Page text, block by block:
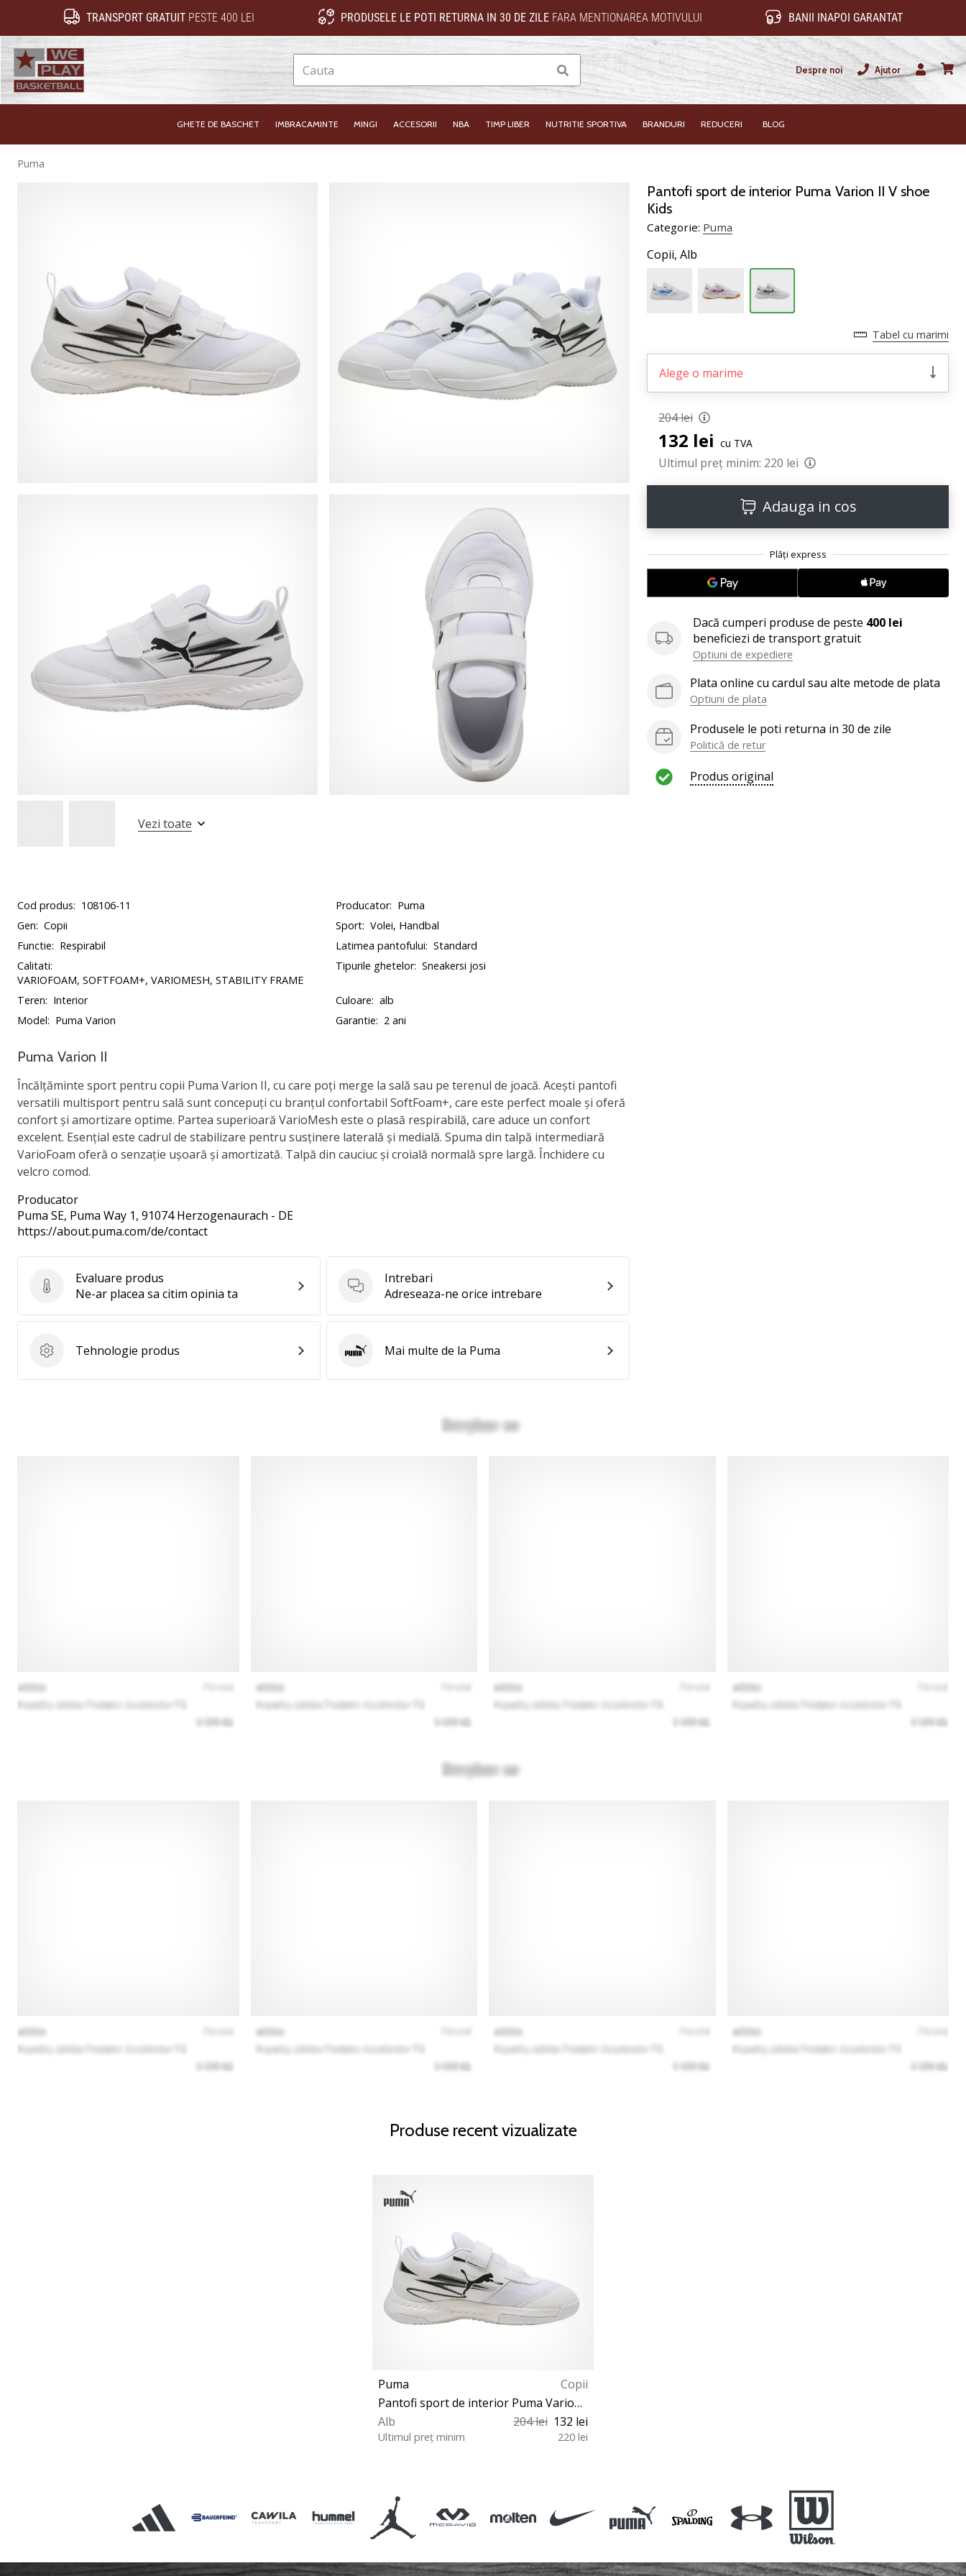
TRANSPORT GRATUITPESTE 400 LEI PRODUSELE LE POTI RETURNA IN 30 DE ZILEFARA MENTIONAREA MOTIVULUI BANII INAPOI GARANTAT
Cauta Despre noi
Ajutor
Utilizator
GHETE DE BASCHET IMBRACAMINTE MINGI ACCESORII NBA TIMP LIBER NUTRITIE SPORTIVA BRANDURI REDUCERI BLOG
Puma
Pantofi sport de interior Puma Varion II V shoe
Kids
Categorie: Puma
Copii, Alb
Tabel cu marimi
Alege o marime
204 lei
132 lei cu TVA
Ultimul preț minim: 220 lei
Adauga in cos
Dacă cumperi produse de peste 400 lei
beneficiezi de transport gratuit
Optiuni de expediere
Plata online cu cardul sau alte metode de plata
Optiuni de plata
Produsele le poti returna in 30 de zile
Politică de retur
Produs original
Vezi toate
Cod produs: 108106-11 Producator: Puma
Gen: Copii Sport: Volei, Handbal
Functie: Respirabil Latimea pantofului: Standard
Calitati:
VARIOFOAM, SOFTFOAM+, VARIOMESH, STABILITY FRAME
Tipurile ghetelor: Sneakersi josi
Teren: Interior Culoare: alb
Model: Puma Varion Garantie: 2 ani
Puma Varion II
Încălțăminte sport pentru copii Puma Varion II, cu care poți merge la sală sau pe terenul de joacă. Acești pantofi
versatili multisport pentru sală sunt concepuți cu branțul confortabil SoftFoam+, care este perfect moale și oferă
confort și amortizare optime. Partea superioară VarioMesh este o plasă respirabilă, care aduce un confort
excelent. Esențial este cadrul de stabilizare pentru susținere laterală și medială. Spuma din talpă intermediară
VarioFoam oferă o senzație ușoară și amortizată. Talpă din cauciuc și croială normală spre largă. Închidere cu
velcro comod.
Producator
Puma SE, Puma Way 1, 91074 Herzogenaurach - DE
https://about.puma.com/de/contact
Evaluare produs
Evaluare produs
Ne-ar placea sa citim opinia ta
Intrebari
Intrebari
Adreseaza-ne orice intrebare
Tehnologie produs
Tehnologie produs PumaMai multe de la Puma
Produse recent vizualizate
Puma
Copii
Pantofi sport de interior Puma Varion II V shoe Kids
Alb
204 lei 132 lei
Ultimul preț minim 220 lei